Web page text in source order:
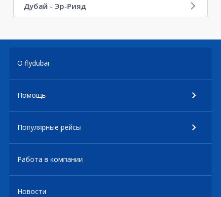
Дубай - Эр-Рияд
О flydubai
Помощь
Популярные рейсы
Работа в компании
Новости